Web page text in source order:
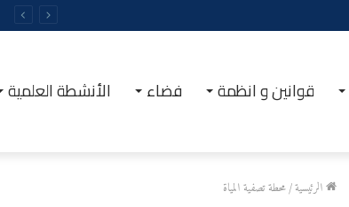
قوانين و انظمة فضاء الأنشطة العلمية
الرئيسية/محطة تصفية المياة